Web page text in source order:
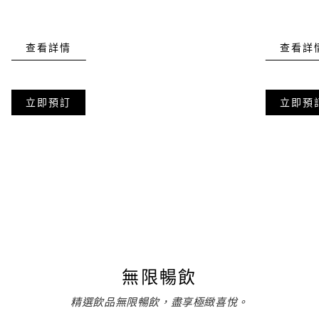
查看詳情
立即預訂
查看詳
立即預
無限暢飲
精選飲品無限暢飲，盡享極緻喜悅。